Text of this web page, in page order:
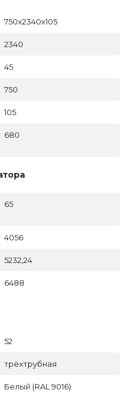
750x2340x105
2340
45
750
105
680
65
4056
5232,24
6488
52
трёхтрубная
Белый (RAL 9016)